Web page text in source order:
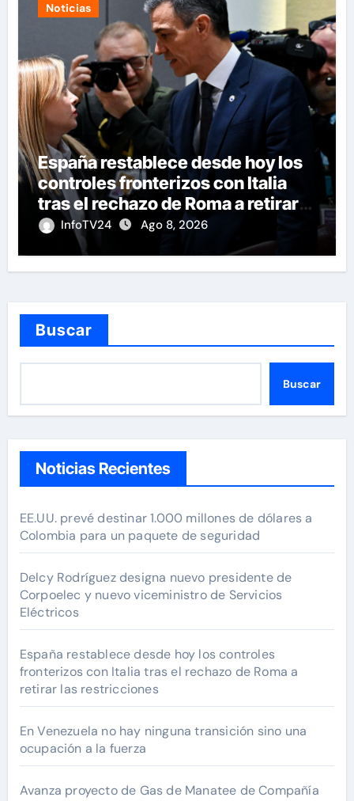
Noticias
España restablece desde hoy los
controles fronterizos con Italia
tras el rechazo de Roma a retirar
las restricciones
InfoTV24 Ago 8, 2026
Buscar
Buscar
Noticias Recientes
EE.UU. prevé destinar 1.000 millones de dólares a
Colombia para un paquete de seguridad
Delcy Rodríguez designa nuevo presidente de
Corpoelec y nuevo viceministro de Servicios
Eléctricos
España restablece desde hoy los controles
fronterizos con Italia tras el rechazo de Roma a
retirar las restricciones
En Venezuela no hay ninguna transición sino una
ocupación a la fuerza
Avanza proyecto de Gas de Manatee de Compañía